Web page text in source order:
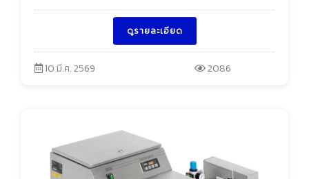
ดูรายละเอียด
10 มี.ค. 2569 2086